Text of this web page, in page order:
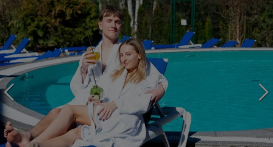
Iepatikās šis piedāvājums?
Līdz brīnišķīgai atpūtai atlikuši tikai daži soļi
PĒRKU